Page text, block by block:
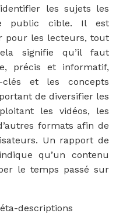
les sujets les
public cible. Il est
pour les lecteurs, tout
signifie qu’il faut
précis et informatif,
et les concepts
de diversifier les
les vidéos, les
formats afin de
Un rapport de
qu’un contenu
le temps passé sur
descriptions